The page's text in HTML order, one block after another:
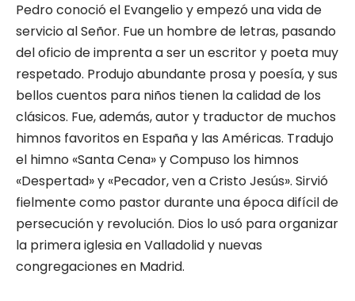
Pedro conoció el Evangelio y empezó una vida de
servicio al Señor. Fue un hombre de letras, pasando
del oficio de imprenta a ser un escritor y poeta muy
respetado. Produjo abundante prosa y poesía, y sus
bellos cuentos para niños tienen la calidad de los
clásicos. Fue, además, autor y traductor de muchos
himnos favoritos en España y las Américas. Tradujo
el himno «Santa Cena» y Compuso los himnos
«Despertad» y «Pecador, ven a Cristo Jesús». Sirvió
fielmente como pastor durante una época difícil de
persecución y revolución. Dios lo usó para organizar
la primera iglesia en Valladolid y nuevas
congregaciones en Madrid.